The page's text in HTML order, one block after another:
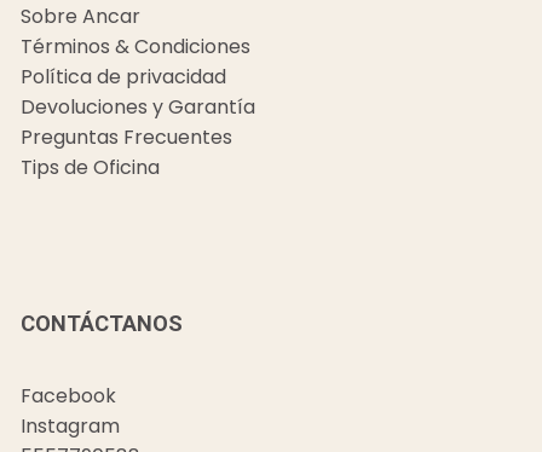
Sobre Ancar
Términos & Condiciones
Política de privacidad
Devoluciones y Garantía
Preguntas Frecuentes
Tips de Oficina
CONTÁCTANOS
Facebook
Instagram